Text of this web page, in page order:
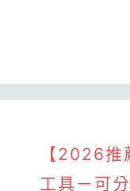
【2026
工具－可